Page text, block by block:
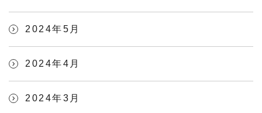
2024年5月
2024年4月
2024年3月